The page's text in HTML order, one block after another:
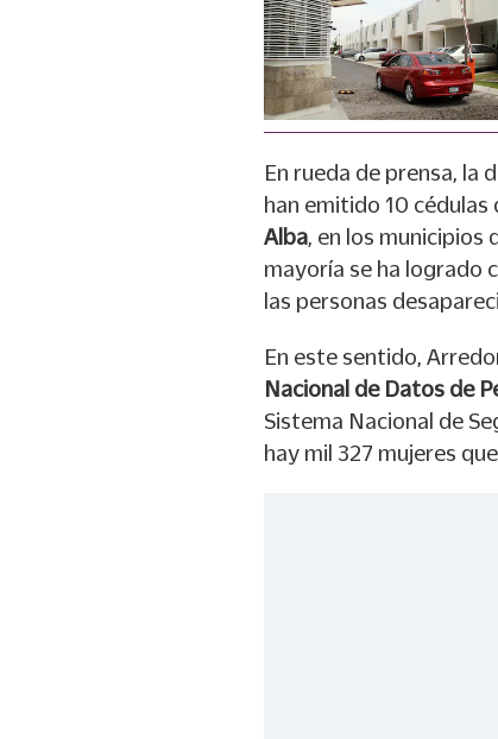
En rueda de prensa, la
han emitido 10
Alba, en los municipios
mayoría se ha logrado
las personas
En este sentido,
Nacional de Datos de
Sistema Nacional de
hay mil 327 mujeres